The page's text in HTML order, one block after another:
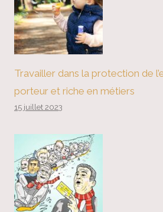
Travailler dans la protection de
porteur et riche en métiers
15 juillet 2023